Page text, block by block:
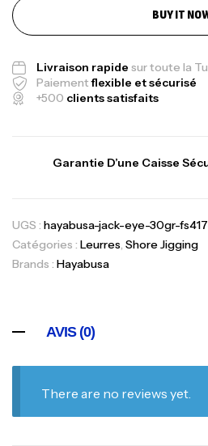
BUY IT
Livraison rapide sur toute la
Paiementflexible et sécurisé
+500 clients satisfaits
Garantie D’une Caisse
UGS : hayabusa-jack-eye-30gr-
Catégories : Leurres, Shore Jigging
Brands : Hayabusa
AVIS (0)
There are no reviews yet.